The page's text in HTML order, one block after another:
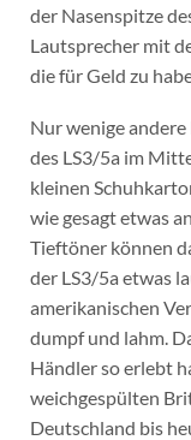
der Nasenspitze
Lautsprecher mit
die für Geld zu
Nur wenige
des LS3/5a im
kleinen
wie gesagt etwas
Tieftöner können
der LS3/5a etwas
amerikanischen
dumpf und lahm.
Händler so erlebt
weichgespülten
Deutschland bis